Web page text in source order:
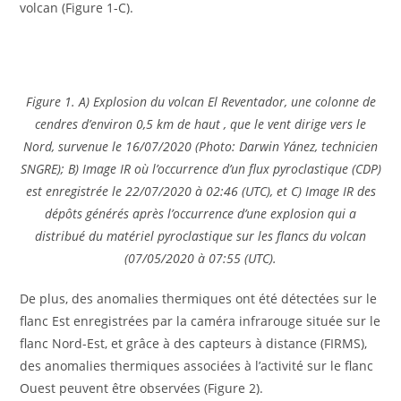
volcan (Figure 1-C).
Figure 1. A) Explosion du volcan El Reventador, une colonne de
cendres d’environ 0,5 km de haut , que le vent dirige vers le
Nord, survenue le 16/07/2020 (Photo: Darwin Yánez, technicien
SNGRE); B) Image IR où l’occurrence d’un flux pyroclastique (CDP)
est enregistrée le 22/07/2020 à 02:46 (UTC), et C) Image IR des
dépôts générés après l’occurrence d’une explosion qui a
distribué du matériel pyroclastique sur les flancs du volcan
(07/05/2020 à 07:55 (UTC).
De plus, des anomalies thermiques ont été détectées sur le
flanc Est enregistrées par la caméra infrarouge située sur le
flanc Nord-Est, et grâce à des capteurs à distance (FIRMS),
des anomalies thermiques associées à l’activité sur le flanc
Ouest peuvent être observées (Figure 2).